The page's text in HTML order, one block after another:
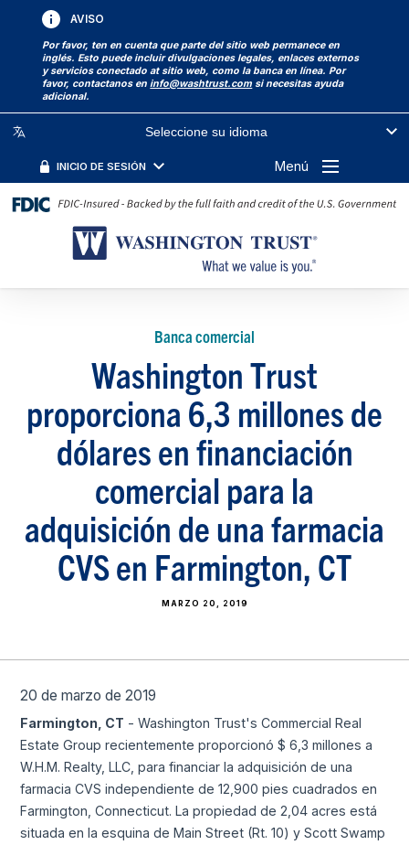
AVISO
Por favor, ten en cuenta que parte del sitio web permanece en
inglés. Esto puede incluir divulgaciones legales, enlaces externos
y servicios conectado at sitio web, como la banca en línea. Por
favor, contactanos eninfo@washtrust.com si necesitas ayuda
adicional.
Seleccione su idioma
INICIO DE SESIÓN Menú
Banca comercial
Washington Trust
proporciona 6,3 millones de
dólares en financiación
comercial para la
adquisición de una farmacia
CVS en Farmington, CT
MARZO 20, 2019
20 de marzo de 2019
Farmington, CT - Washington Trust's Commercial Real
Estate Group recientemente proporcionó $ 6,3 millones a
W.H.M. Realty, LLC, para financiar la adquisición de una
farmacia CVS independiente de 12,900 pies cuadrados en
Farmington, Connecticut. La propiedad de 2,04 acres está
situada en la esquina de Main Street (Rt. 10) y Scott Swamp